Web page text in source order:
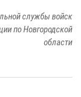
службы войск
по Новгородской
области